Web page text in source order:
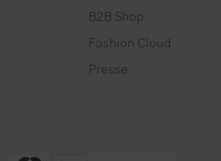
B2B Shop
Fashion Cloud
Presse